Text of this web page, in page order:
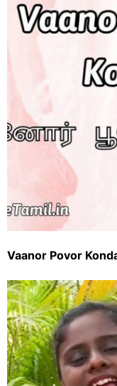
Vaanor Povor